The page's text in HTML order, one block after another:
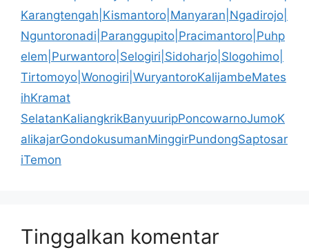
Karangtengah|Kismantoro|Manyaran|Ngadirojo|
Nguntoronadi|Paranggupito|Pracimantoro|Puhp
elem|Purwantoro|Selogiri|Sidoharjo|Slogohimo|
Tirtomoyo|Wonogiri|WuryantoroKalijambeMates
ihKramat
SelatanKaliangkrikBanyuuripPoncowarnoJumoK
alikajarGondokusumanMinggirPundongSaptosar
iTemon
Tinggalkan komentar